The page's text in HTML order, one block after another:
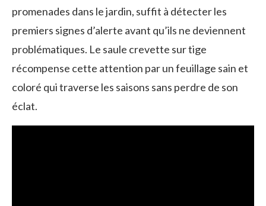
promenades dans le jardin, suffit à détecter les
premiers signes d’alerte avant qu’ils ne deviennent
problématiques. Le saule crevette sur tige
récompense cette attention par un feuillage sain et
coloré qui traverse les saisons sans perdre de son
éclat.